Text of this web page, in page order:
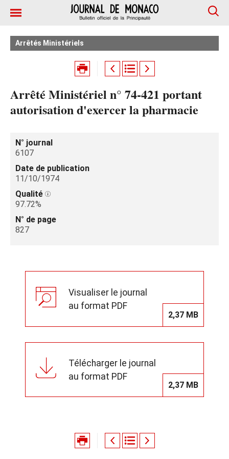
Arrêtés Ministériels
Arrêté Ministériel n° 74-421 portant
autorisation d'exercer la pharmacie
N° journal
6107
Date de publication
11/10/1974
Qualité
97.72%
N° de page
827
Visualiser le journal
au format PDF
2,37 MB
Télécharger le journal
au format PDF
2,37 MB